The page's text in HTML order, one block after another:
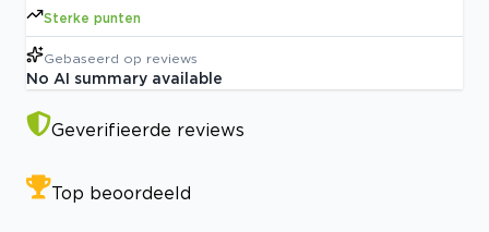
Sterke punten
Gebaseerd op reviews
No AI summary available
Geverifieerde reviews
Top beoordeeld